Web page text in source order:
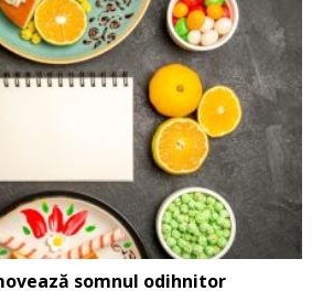
somnul odihnitor